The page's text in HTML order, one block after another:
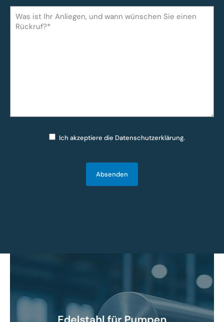
Ich akzeptiere die Datenschutzerklärung.
Bitte lasse dieses Feld leer.